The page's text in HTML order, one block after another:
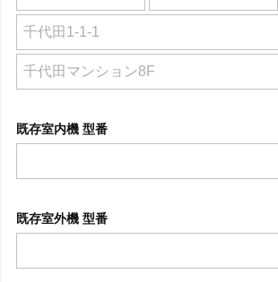
既存室内機 型番
既存室外機 型番